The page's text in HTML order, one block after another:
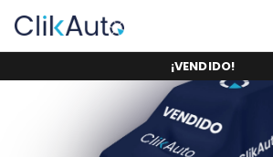
¡VENDIDO!